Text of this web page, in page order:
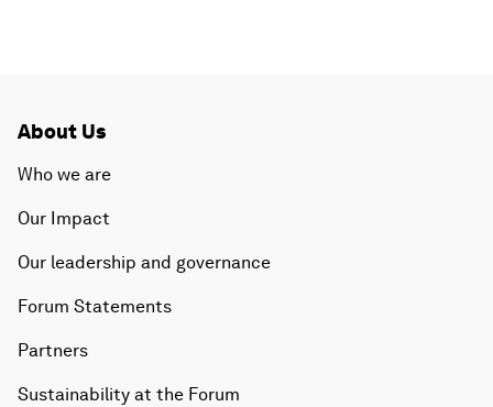
About Us
Who we are
Our Impact
Our leadership and governance
Forum Statements
Partners
Sustainability at the Forum